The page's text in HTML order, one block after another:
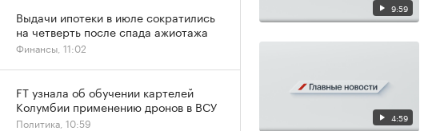
9:59
4:59
Выдачи ипотеки в июле сократились
на четверть после спада ажиотажа
Финансы, 11:02
FT узнала об обучении картелей
Колумбии применению дронов в ВСУ
Политика, 10:59